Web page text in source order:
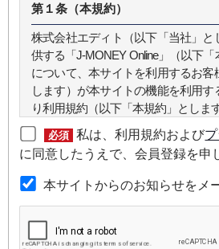
第１条（本規約）
株式会社エディト（以下「当社」と
供する「J-MONEY Online」（以下「
について、本サイトを利用するお客
します）が本サイトの機能を利用
り利用規約（以下「本規約」としま
第２条（本規約の範囲）
本規約は本サイトが提供するサービ
のです。
第３条（会員）
必須 私は、利用規約および
に同意したうえで、会員登録を申
本サイトからのお知らせをメ